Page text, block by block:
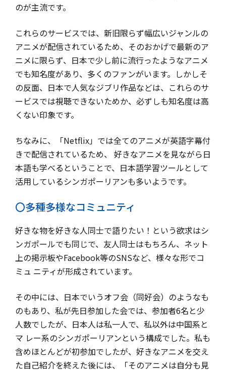
のが主流です。
これらのサービスでは、新旧限らず幅広いジャンルの
アニメが配信されているため、そのおかげで最新のア
ニメに限らず、日本で少し前に流行ったようなアニメ
でも知名度があり、多くのファンがいます。しかしそ
の反面、日本で人気なジブリ作品などは、これらのサ
ービスでは視聴できないためか、必ずしも知名度は高
くない印象です。
ちなみに、「Netflix」では全てのアニメが英語字幕付
きで配信されているため、 好きなアニメを見ながら日
本語も学べるということで、日本語学習ツールとして
活用しているシンガポーリアンも多いようです。
〇多種多様なコミュニティ
好きな物を好きな人同士で語りたい！という欲求はシ
ンガポールでも同じで、友人同士はもちろん、ネット
上の掲示板やFacebook等のSNSなど、様々な形でコ
ミュ ニティが形成されています。
その中には、日本でいうオフ会（同好会）のようなも
のもあり、私が先日参加した会では、参加者6名と少
人数でしたが、日本人は私一人で、私以外は中国系と
マ レー系のシンガポーリアンという構成でした。私も
含めほとんどが初参加でしたが、好きなアニメを交え
た自己紹介を終えた後には、「そのアニメは自分も見